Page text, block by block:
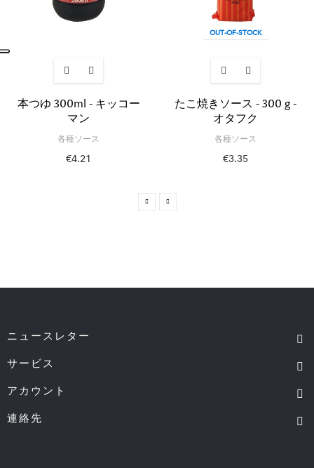
本つゆ 300ml - キッコー
マン
各種ソース
€4.21
OUT-OF-STOCK
たこ焼きソース - 300 g -
オタフク
各種ソース
€3.35
ニュースレター
サービス
アカウント
連絡先